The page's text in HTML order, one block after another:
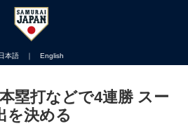
本語 ｜ English
塁打などで4連勝 スー
を決める